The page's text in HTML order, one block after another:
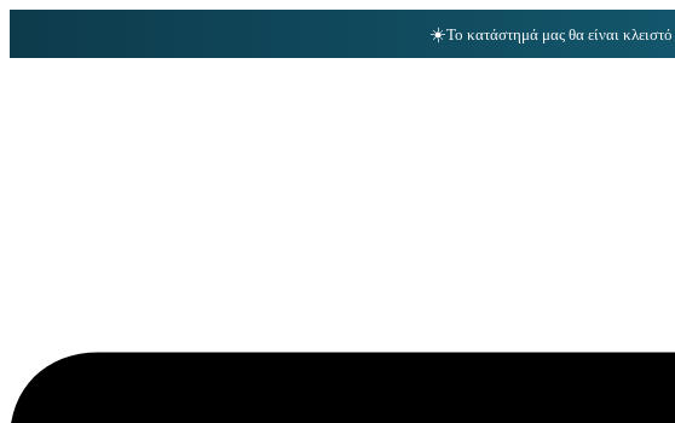
☀️Το κατάστημά μας θα είναι κλειστό